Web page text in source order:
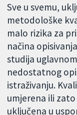
Sve u svemu,
metodološke
malo rizika za
načina
studija
nedostatnog
istraživanju.
umjerena ili
uključena u